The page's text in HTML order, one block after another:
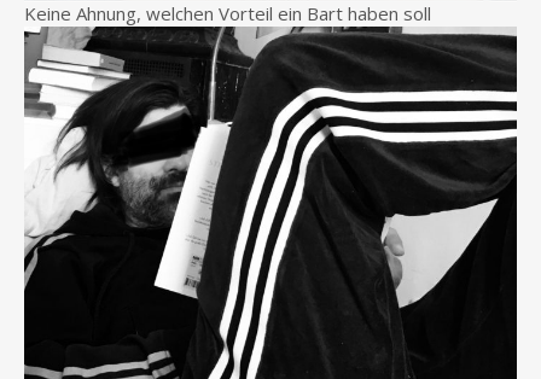
Keine Ahnung, welchen Vorteil ein Bart haben soll